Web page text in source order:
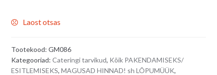
Laost otsas
Tootekood: GM086
Kategooriad: Cateringi tarvikud, Kõik PAKENDAMISEKS/
ESITLEMISEKS, MAGUSAD HINNAD! sh LÕPUMÜÜK,